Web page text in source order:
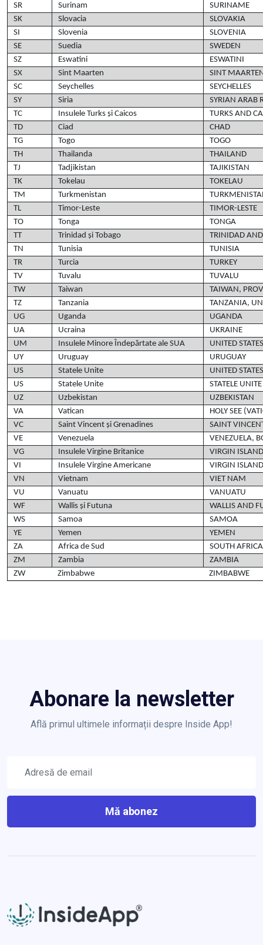
SR
Surinam
SURINAME
SK
Slovacia
SLOVAKIA
SI
Slovenia
SLOVENIA
SE
Suedia
SWEDEN
SZ
Eswatini
ESWATINI
SX
Sint Maarten
SINT
SC
Seychelles
SEYCHELLES
SY
Siria
SYRIAN ARAB
TC
Insulele Turks și Caicos
TURKS AND
TD
Ciad
CHAD
TG
Togo
TOGO
TH
Thailanda
THAILAND
TJ
Tadjikistan
TAJIKISTAN
TK
Tokelau
TOKELAU
TM
Turkmenistan
TL
Timor-Leste
TIMOR-LESTE
TO
Tonga
TONGA
TT
Trinidad și Tobago
TRINIDAD
TN
Tunisia
TUNISIA
TR
Turcia
TURKEY
TV
Tuvalu
TUVALU
TW
Taiwan
TAIWAN,
TZ
Tanzania
TANZANIA,
UG
Uganda
UGANDA
UA
Ucraina
UKRAINE
UM
Insulele Minore Îndepărtate ale SUA
UNITED
UY
Uruguay
URUGUAY
US
Statele Unite
UNITED STATES
US
Statele Unite
STATELE UNITE
UZ
Uzbekistan
UZBEKISTAN
VA
Vatican
HOLY SEE
VC
Saint Vincent și Grenadines
SAINT
VE
Venezuela
VENEZUELA,
VG
Insulele Virgine Britanice
VIRGIN
VI
Insulele Virgine Americane
VIRGIN
VN
Vietnam
VIET NAM
VU
Vanuatu
VANUATU
WF
Wallis și Futuna
WALLIS AND
WS
Samoa
SAMOA
YE
Yemen
YEMEN
ZA
Africa de Sud
SOUTH AFRICA
ZM
Zambia
ZAMBIA
ZW
Zimbabwe ZIMBABWE
Abonare la newsletter
Află primul ultimele informații despre Inside App!
Mă abonez